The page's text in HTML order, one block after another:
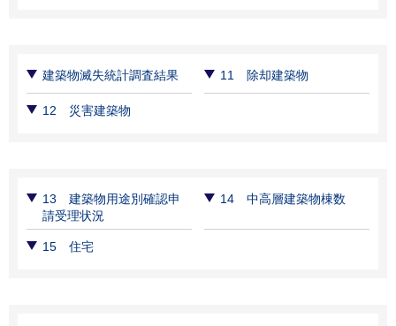
建築物滅失統計調査結果 11 除却建築物
12 災害建築物
13 建築物用途別確認申
請受理状況
14 中高層建築物棟数
15 住宅